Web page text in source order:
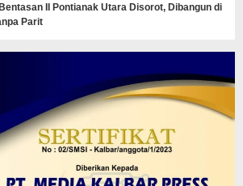
II Pontianak Utara Disorot, Dibangun di
Parit